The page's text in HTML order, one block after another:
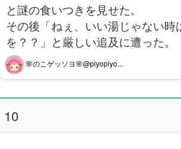
と謎の食いつきを見せた。
その後「ねぇ、いい湯じゃない時
を？？」と厳しい追及に遭った。
🌸のこゲッソヨ🌸@piyopiyo...
10